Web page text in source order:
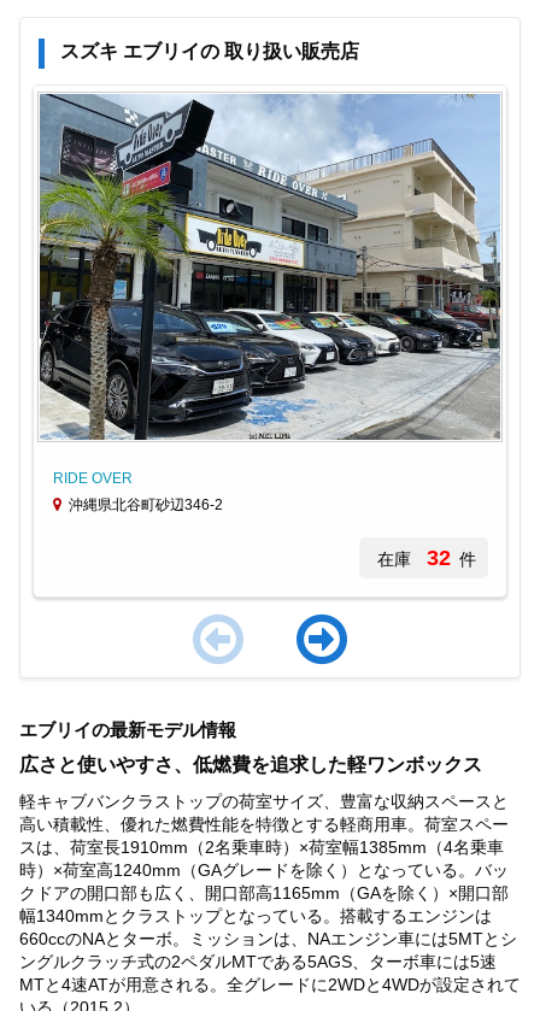
スズキ エブリイの 取り扱い販売店
RIDE OVER
沖縄県北谷町砂辺346-2
在庫 32 件
of
エブリイの最新モデル情報
広さと使いやすさ、低燃費を追求した軽ワンボックス
軽キャブバンクラストップの荷室サイズ、豊富な収納スペースと
高い積載性、優れた燃費性能を特徴とする軽商用車。荷室スペー
スは、荷室長1910mm（2名乗車時）×荷室幅1385mm（4名乗車
時）×荷室高1240mm（GAグレードを除く）となっている。バッ
クドアの開口部も広く、開口部高1165mm（GAを除く）×開口部
幅1340mmとクラストップとなっている。搭載するエンジンは
660ccのNAとターボ。ミッションは、NAエンジン車には5MTとシ
ングルクラッチ式の2ペダルMTである5AGS、ターボ車には5速
MTと4速ATが用意される。全グレードに2WDと4WDが設定されて
いる（2015.2）